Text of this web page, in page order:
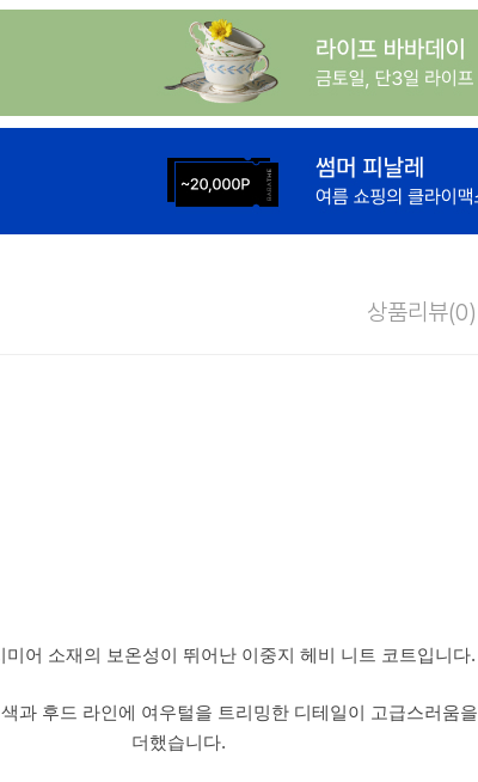
상품리뷰(0)
미어 소재의 보온성이 뛰어난 이중지 헤비 니트 코트입니다.
과 후드 라인에 여우털을 트리밍한 디테일이 고급스러움을
더했습니다.